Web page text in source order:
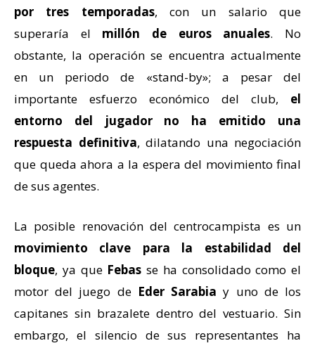
por tres temporadas, con un salario que
superaría el millón de euros anuales. No
obstante, la operación se encuentra actualmente
en un periodo de «stand-by»; a pesar del
importante esfuerzo económico del club, el
entorno del jugador no ha emitido una
respuesta definitiva, dilatando una negociación
que queda ahora a la espera del movimiento final
de sus agentes.
La posible renovación del centrocampista es un
movimiento clave para la estabilidad del
bloque, ya que Febas se ha consolidado como el
motor del juego de Eder Sarabia y uno de los
capitanes sin brazalete dentro del vestuario. Sin
embargo, el silencio de sus representantes ha